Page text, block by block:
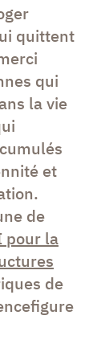
quittent
qui
la vie
et
de
pour la
de